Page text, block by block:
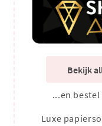
Bekijk
...en
Luxe